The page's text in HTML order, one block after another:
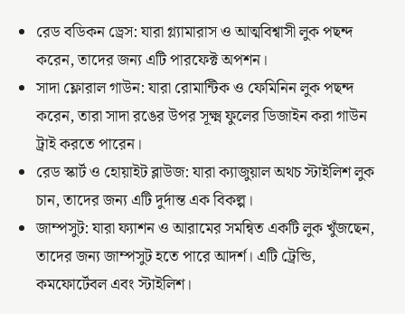
রেড বডিকন ড্রেস: যারা গ্ল্যামারাস ও আত্মবিশ্বাসী লুক পছন্দ
করেন, তাদের জন্য এটি পারফেক্ট অপশন।
সাদা ফ্লোরাল গাউন: যারা রোমান্টিক ও ফেমিনিন লুক পছন্দ
করেন, তারা সাদা রঙের উপর সূক্ষ্ম ফুলের ডিজাইন করা গাউন
ট্রাই করতে পারেন।
রেড স্কার্ট ও হোয়াইট ব্লাউজ: যারা ক্যাজুয়াল অথচ স্টাইলিশ লুক
চান, তাদের জন্য এটি দুর্দান্ত এক বিকল্প।
জাম্পসুট: যারা ফ্যাশন ও আরামের সমন্বিত একটি লুক খুঁজছেন,
তাদের জন্য জাম্পসুট হতে পারে আদর্শ। এটি ট্রেন্ডি,
কমফোর্টেবল এবং স্টাইলিশ।